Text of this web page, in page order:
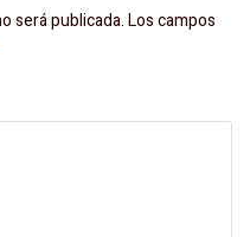
será publicada.Los campos